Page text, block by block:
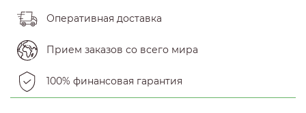
Оперативная доставка
Прием заказов со всего мира
100% финансовая гарантия